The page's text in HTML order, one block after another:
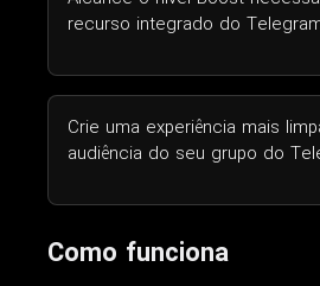
recurso integrado do
Crie uma experiência mais
audiência do seu grupo do
Como funciona